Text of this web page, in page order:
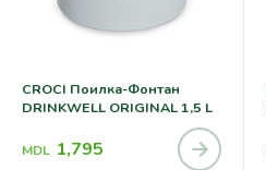
CROCI Поилка-Фонтан
DRINKWELL ORIGINAL 1,5 L
MDL 1,795